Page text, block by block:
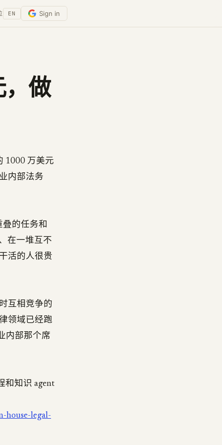
EN Sign in
，做
1000 万美元
内部法务
叠的任务和
在一堆互不
活的人很贵
互相竞争的
领域已经跑
内部那个席
和知识 agent
house-legal-